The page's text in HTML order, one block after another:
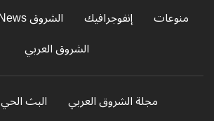
منوعات
إنفوجرافيك الشروق News
الشروق العربي
مجلة الشروق العربي البث الحي